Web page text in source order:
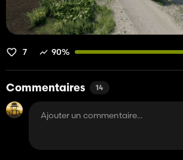
7 90%
Commentaires 14